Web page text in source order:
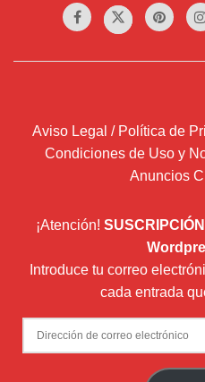
Aviso Legal / Política de
Condiciones de Uso y
Anuncios
¡Atención!
Introduce tu correo
cada entrada
Dirección
de